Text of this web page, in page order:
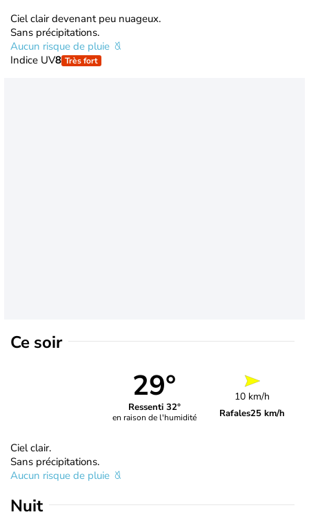
Ciel clair devenant peu nuageux.
Sans précipitations.
Aucun risque de pluie
Indice UV8 Très fort
Ce soir
29°
Ressenti 32°
en raison de l'humidité
10 km/h
Rafales25 km/h
Ciel clair.
Sans précipitations.
Aucun risque de pluie
Nuit